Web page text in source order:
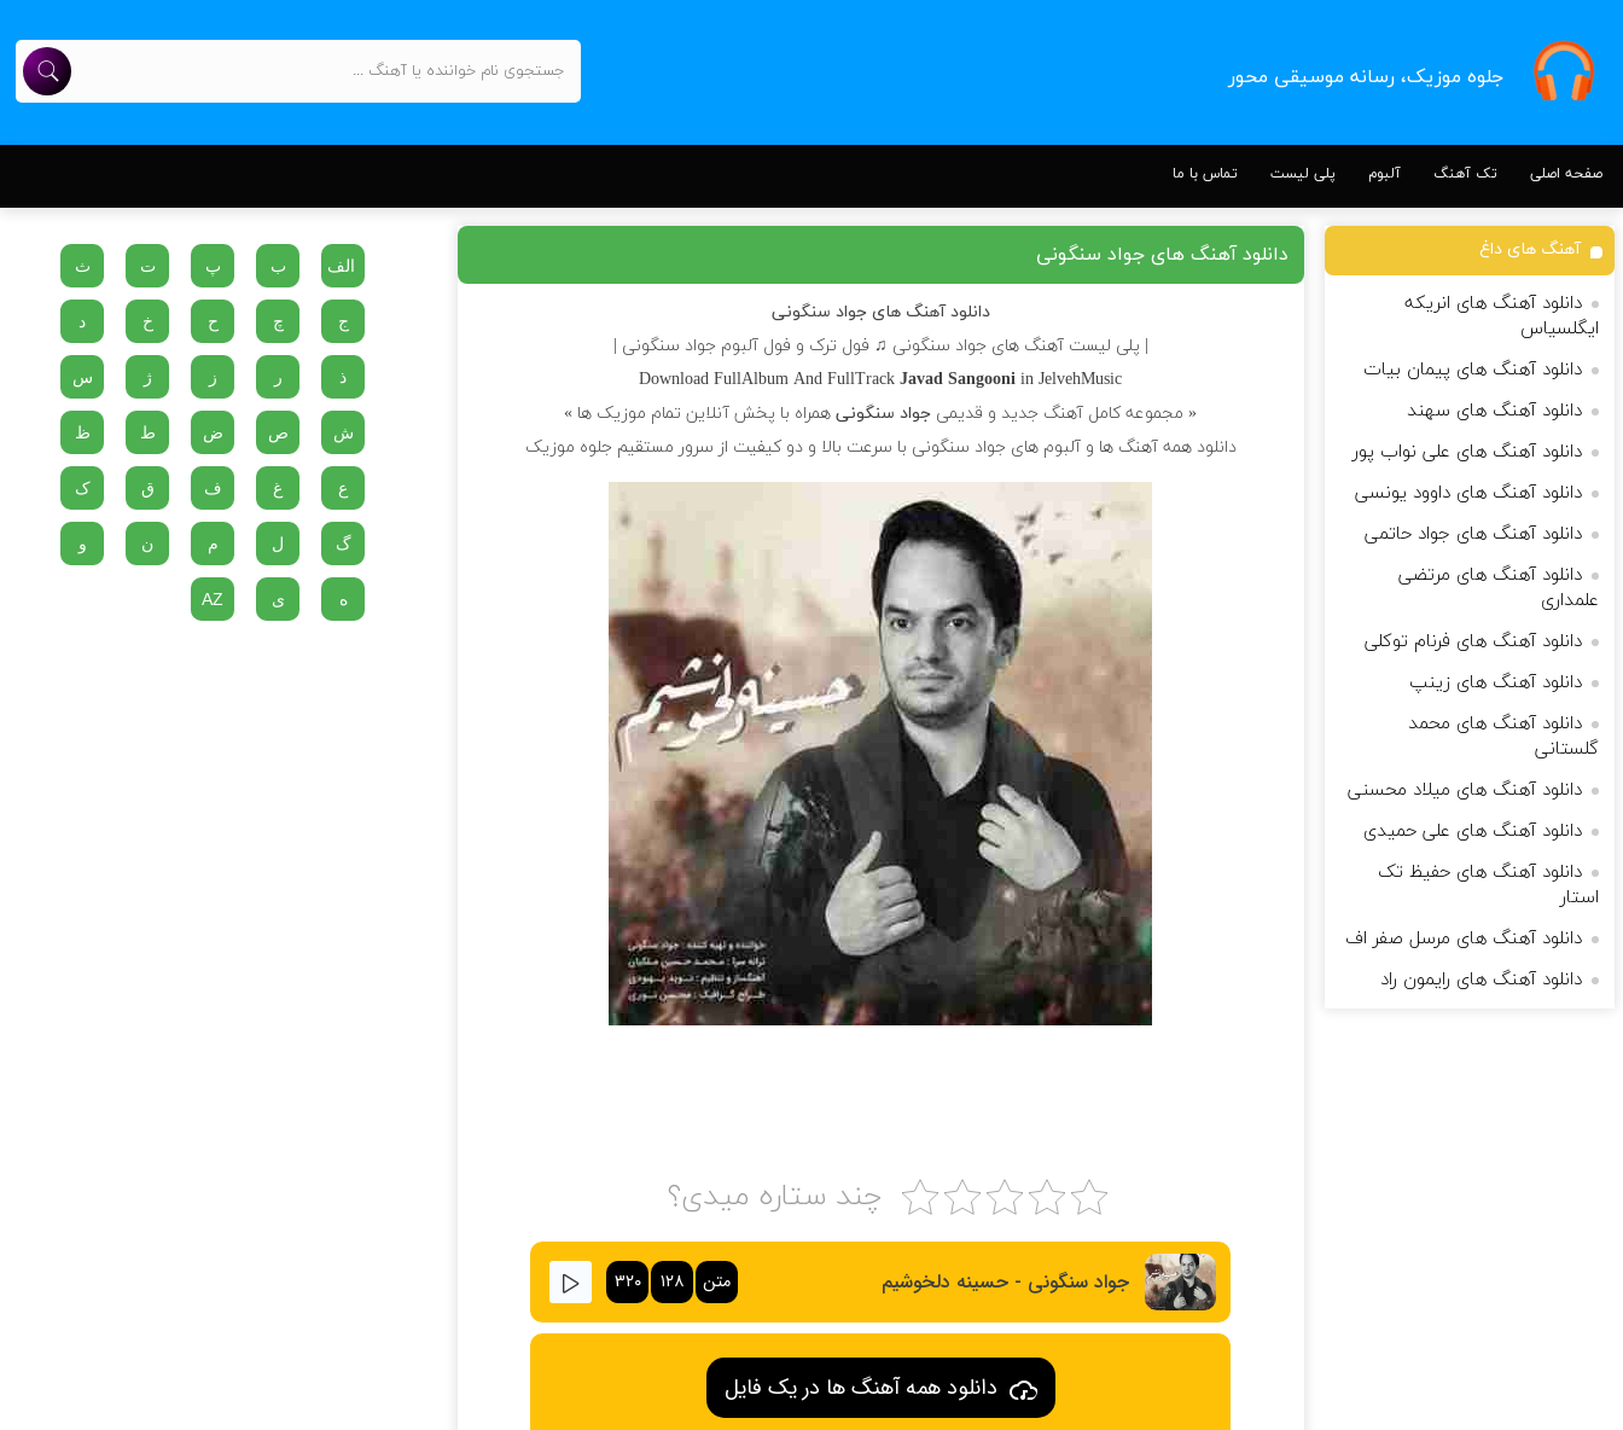
جلوه موزیک، رسانه موسیقی محور
صفحه اصلی تک آهنگ آلبوم پلی لیست تماس با ما
دانلود آهنگ های جواد سنگونی
دانلود آهنگ های جواد سنگونی
| پلی لیست آهنگ های جواد سنگونی ♫ فول ترک و فول آلبوم جواد سنگونی |
Download FullAlbum And FullTrackJavad Sangooniin JelvehMusic
« مجموعه کامل آهنگ جدید و قدیمی جواد سنگونیهمراه با پخش آنلاین تمام موزیک ها »
دانلود همه آهنگ ها و آلبوم های جواد سنگونی با سرعت بالا و دو کیفیت از سرور مستقیم جلوه موزیک
چند ستاره میدی؟
جواد سنگونی - حسینه دلخوشیم متن ۱۲۸ ۳۲۰
دانلود همه آهنگ ها در یک فایل
آهنگ های داغ
دانلود آهنگ های انریکه
ایگلسیاس
دانلود آهنگ های پیمان بیات
دانلود آهنگ های سهند
دانلود آهنگ های علی نواب پور
دانلود آهنگ های داوود یونسی
دانلود آهنگ های جواد حاتمی
دانلود آهنگ های مرتضی
علمداری
دانلود آهنگ های فرنام توکلی
دانلود آهنگ های زینپ
دانلود آهنگ های محمد
گلستانی
دانلود آهنگ های میلاد محسنی
دانلود آهنگ های علی حمیدی
دانلود آهنگ های حفیظ تک
استار
دانلود آهنگ های مرسل صفر اف
دانلود آهنگ های رایمون راد
الف ب پ ت ث
ج چ ح خ د
ذ ر ز ژ س
ش ص ض ط ظ
ع غ ف ق ک
گ ل م ن و
ه ی AZ